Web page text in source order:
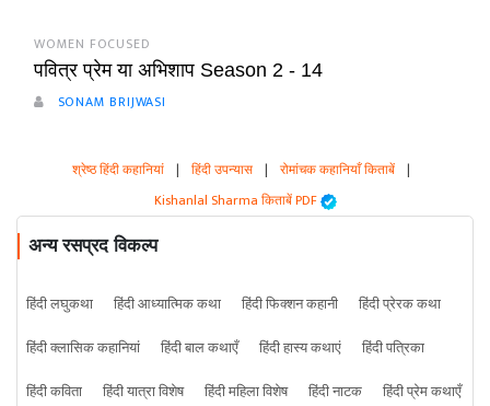
WOMEN FOCUSED
पवित्र प्रेम या अभिशाप Season 2 - 14
SONAM BRIJWASI
श्रेष्ठ हिंदी कहानियां | हिंदी उपन्यास | रोमांचक कहानियाँ किताबें |
Kishanlal Sharma किताबें PDF
अन्य रसप्रद विकल्प
हिंदी लघुकथा हिंदी आध्यात्मिक कथा हिंदी फिक्शन कहानी
हिंदी प्रेरक कथा
हिंदी क्लासिक कहानियां
हिंदी बाल कथाएँ हिंदी हास्य कथाएं
हिंदी पत्रिका
हिंदी कविता
हिंदी यात्रा विशेष हिंदी महिला विशेष हिंदी नाटक
हिंदी प्रेम कथाएँ